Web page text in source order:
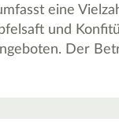
eine
und
Der